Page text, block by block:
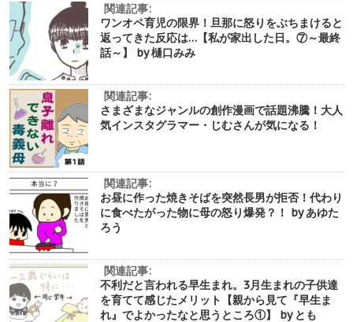
関連記事:
ワンオペ育児の限界！旦那に怒りをぶちまけると
返ってきた反応は…【私が家出した日。⑦～最終
話～】 by 樋口みみ
関連記事:
さまざまなジャンルの創作漫画で話題沸騰！大人
気インスタグラマー・じむさんが気になる！
関連記事:
お昼に作った焼きそばを突然長男が拒否！代わり
に食べたがった物に母の怒り爆発？！ by あゆた
ろう
関連記事:
不利だと言われる早生まれ。3月生まれの子供達
を育てて感じたメリット【親から見て『早生ま
れ』でよかったなと思うところ①】 by とも